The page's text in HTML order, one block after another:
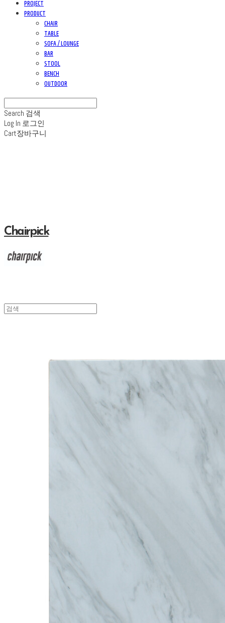
PROJECT
PRODUCT
CHAIR
TABLE
SOFA / LOUNGE
BAR
STOOL
BENCH
OUTDOOR
Search 검색
Log In 로그인
Cart장바구니
Chairpick